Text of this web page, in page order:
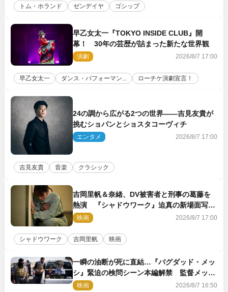
トム・ホランド ゼンデイヤ ゴシップ
早乙女太一『TOKYO INSIDE CLUB』開
幕！ 30年の芸歴が詰まった新たな世界観
演劇 2026/8/7 17:00
早乙女太一 ダンス・パフォーマン... ローチケ演劇宣言！
24の調から広がる2つの世界――吉見友貴が
挑むショパンとショスタコーヴィチ
エンタメ 2026/8/7 17:00
吉見友貴 音楽 クラシック
吉岡里帆＆奈緒、DV被害者と刑事の葛藤を
熱演 『シャドウワーク』迫真の新場面写真
公開
映画 2026/8/7 17:00
シャドウワーク 吉岡里帆 映画
一瞬の油断が死に直結…『バグダッド・メッ
シ』緊迫の検問シーン本編解禁 監督メッセ
ージも到着
映画 2026/8/7 16:50